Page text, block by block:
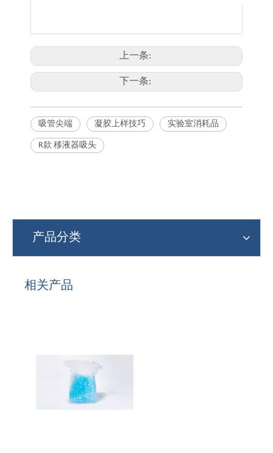
上一条:
下一条:
吸管尖端 凝胶上样技巧 实验室消耗品
R款 移液器吸头
产品分类
相关产品